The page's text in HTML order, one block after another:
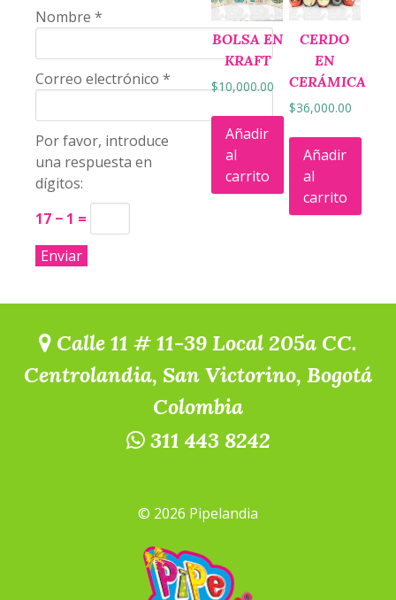
Nombre *
Correo electrónico *
Por favor, introduce
una respuesta en
dígitos:
17 − 1 =
BOLSA EN
KRAFT
$10,000.00
Añadir
al
carrito
CERDO
EN
CERÁMICA
$36,000.00
Añadir
al
carrito
Calle 11 # 11-39 Local 205a CC.
Centrolandia, San Victorino, Bogotá
Colombia
311 443 8242
© 2026 Pipelandia